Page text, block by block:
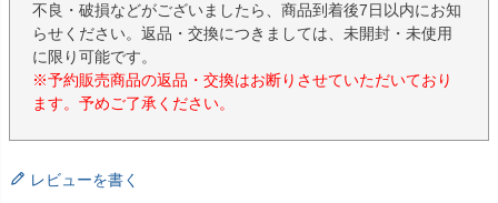
不良・破損などがございましたら、商品到着後7日以内にお知
らせください。返品・交換につきましては、未開封・未使用
に限り可能です。
※予約販売商品の返品・交換はお断りさせていただいており
ます。予めご了承ください。
レビューを書く